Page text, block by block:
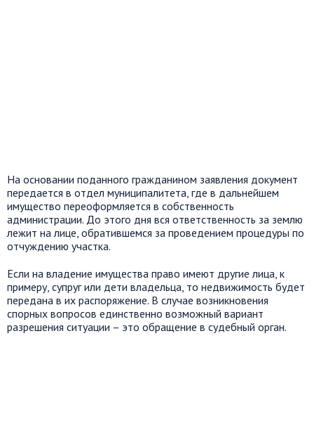
На основании поданного гражданином заявления документ
передается в отдел муниципалитета, где в дальнейшем
имущество переоформляется в собственность
администрации. До этого дня вся ответственность за землю
лежит на лице, обратившемся за проведением процедуры по
отчуждению участка.
Если на владение имущества право имеют другие лица, к
примеру, супруг или дети владельца, то недвижимость будет
передана в их распоряжение. В случае возникновения
спорных вопросов единственно возможный вариант
разрешения ситуации – это обращение в судебный орган.